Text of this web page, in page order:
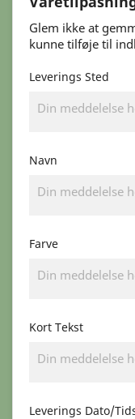
Glem ikke at
kunne tilføje til
Leverings Sted
Navn
Farve
Kort Tekst
Leverings Dato/